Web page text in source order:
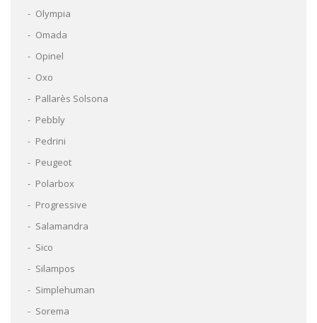
Olympia
Omada
Opinel
Oxo
Pallarès Solsona
Pebbly
Pedrini
Peugeot
Polarbox
Progressive
Salamandra
Sico
Silampos
Simplehuman
Sorema